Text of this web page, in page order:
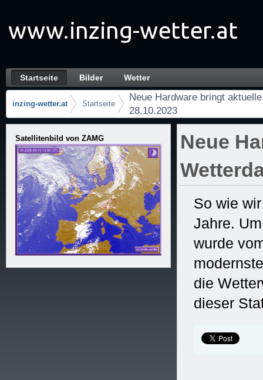
Neue Hardware bringt aktuelle
Navigation
Startseite Bilder Wetter
Brotkrumen (Wo bin ich?)
inzing-wetter.at Startseite
Neue Hardware bringt
28.10.2023
Satellitenbild von ZAMG
Neue
So wie
Jahre.
wurde
die
dieser